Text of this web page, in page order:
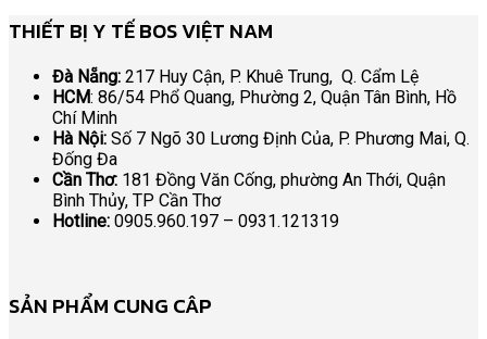
THIẾT BỊ Y TẾ BOS VIỆT NAM
Đà Nẵng: 217 Huy Cận, P. Khuê Trung, Q. Cẩm Lệ
HCM: 86/54 Phổ Quang, Phường 2, Quận Tân Bình, Hồ
Chí Minh
Hà Nội: Số 7 Ngõ 30 Lương Định Của, P. Phương Mai, Q.
Đống Đa
Cần Thơ: 181 Đồng Văn Cống, phường An Thới, Quận
Bình Thủy, TP Cần Thơ
Hotline: 0905.960.197 – 0931.121319
SẢN PHẨM CUNG CÂP